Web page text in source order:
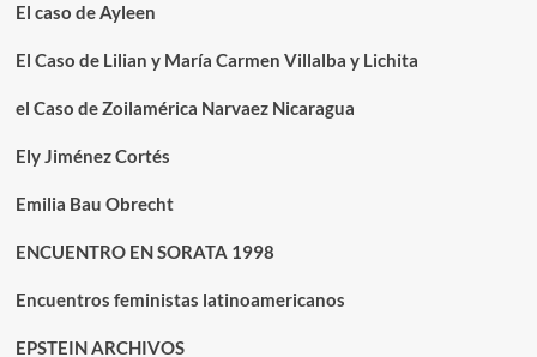
El caso de Ayleen
El Caso de Lilian y María Carmen Villalba y Lichita
el Caso de Zoilamérica Narvaez Nicaragua
Ely Jiménez Cortés
Emilia Bau Obrecht
ENCUENTRO EN SORATA 1998
Encuentros feministas latinoamericanos
EPSTEIN ARCHIVOS